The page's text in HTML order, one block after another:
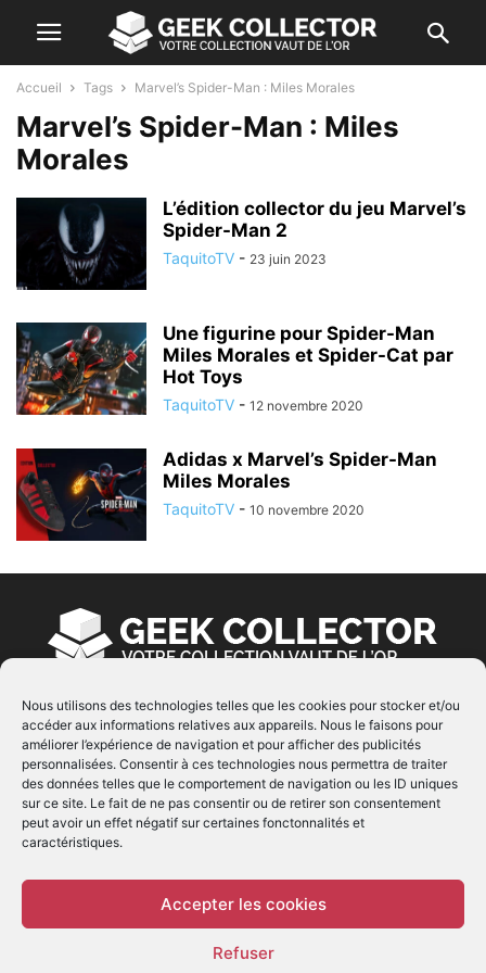
Nous utilisons des technologies telles que les cookies pour stocker et/ou
accéder aux informations relatives aux appareils. Nous le faisons pour
améliorer l’expérience de navigation et pour afficher des publicités
personnalisées. Consentir à ces technologies nous permettra de traiter
des données telles que le comportement de navigation ou les ID uniques
sur ce site. Le fait de ne pas consentir ou de retirer son consentement
peut avoir un effet négatif sur certaines fonctonnalités et
caractéristiques.
Accepter les cookies
Refuser
Accueil Tags Marvel’s Spider-Man : Miles Morales
Marvel’s Spider-Man : Miles
Morales
L’édition collector du jeu Marvel’s
Spider-Man 2
TaquitoTV - 23 juin 2023
Une figurine pour Spider-Man
Miles Morales et Spider-Cat par
Hot Toys
TaquitoTV - 12 novembre 2020
Adidas x Marvel’s Spider-Man
Miles Morales
TaquitoTV - 10 novembre 2020
À PROPOS
© Copyright 2022 | Produit parEIMAI| Tous Droits
Réservés